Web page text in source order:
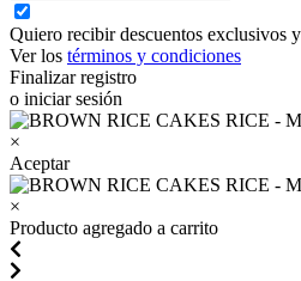
Quiero recibir descuentos exclusivos
Ver los términos y condiciones
Finalizar registro
o iniciar sesión
×
Aceptar
×
Producto agregado a carrito